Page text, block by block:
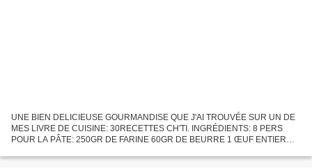
UNE BIEN DELICIEUSE GOURMANDISE QUE J'AI TROUVÉE SUR UN DE
MES LIVRE DE CUISINE: 30RECETTES CH'TI. INGRÉDIENTS: 8 PERS
POUR LA PÂTE: 250GR DE FARINE 60GR DE BEURRE 1 ŒUF ENTIER
LA CRÈME LIBOULI:...